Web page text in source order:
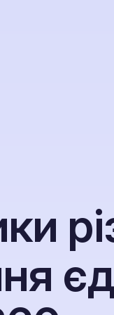
ки рі
ня є